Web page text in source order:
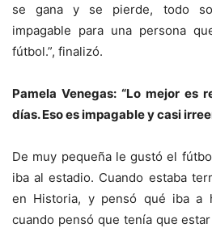
se gana y se pierde, todo
impagable para una persona
fútbol.”, finalizó.
Pamela Venegas: “Lo mejor es
días. Eso es impagable y casi
De muy pequeña le gustó el
iba al estadio. Cuando estaba
en Historia, y pensó qué iba a
cuando pensó que tenía que